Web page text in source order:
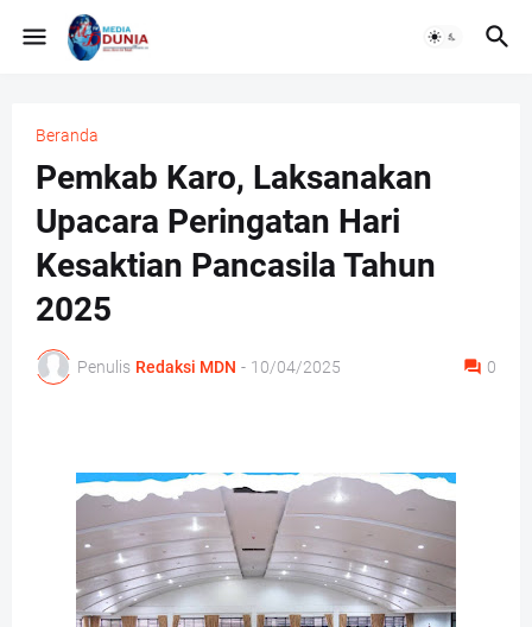
Beranda
Pemkab Karo, Laksanakan
Upacara Peringatan Hari
Kesaktian Pancasila Tahun
2025
Penulis Redaksi MDN - 10/04/2025 0